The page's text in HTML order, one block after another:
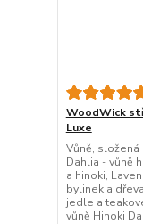
WoodWick
Luxe
Vůně, složená
Dahlia - vůně
a hinoki,
bylinek a
jedle a
vůně Hinoki